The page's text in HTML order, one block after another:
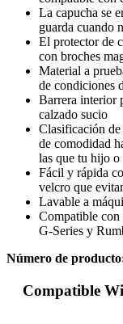
La capucha se
guarda cuando
El protector de
con broches
Material a
de condiciones
Barrera interior
calzado sucio
Clasificación
de comodidad
las que tu hijo o
Fácil y rápida
velcro que
Lavable a
Compatible
G-Series y
Número de
Compatible